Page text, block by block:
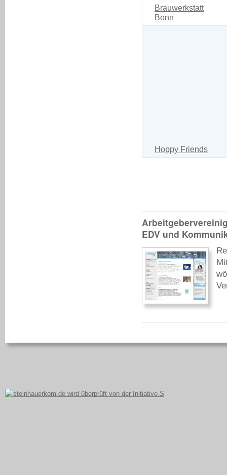
Brauwerkstatt
Bonn
Hoppy Friends
EDV und